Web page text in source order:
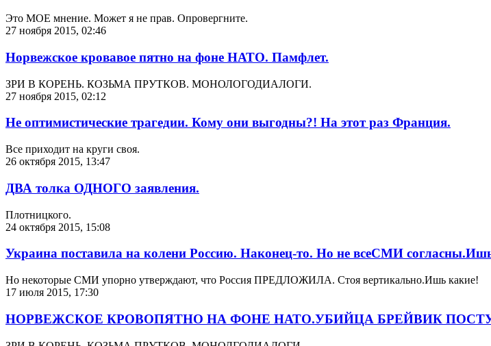
Это МОЕ мнение. Может я не прав. Опровергните.
27 ноября 2015, 02:46
Норвежское кровавое пятно на фоне НАТО. Памфлет.
ЗРИ В КОРЕНЬ. КОЗЬМА ПРУТКОВ. МОНОЛОГОДИАЛОГИ.
27 ноября 2015, 02:12
Не оптимистические трагедии. Кому они выгодны?! На этот раз Франция.
Все приходит на круги своя.
26 октября 2015, 13:47
ДВА толка ОДНОГО заявления.
Плотницкого.
24 октября 2015, 15:08
Украина поставила на колени Россию. Наконец-то. Но не всеСМИ
Но некоторые СМИ упорно утверждают, что Россия ПРЕДЛОЖИЛА. Стоя вертикально.Ишь какие!
17 июля 2015, 17:30
НОРВЕЖСКОЕ КРОВОПЯТНО НА ФОНЕ НАТО.УБИЙЦА БРЕЙВИК